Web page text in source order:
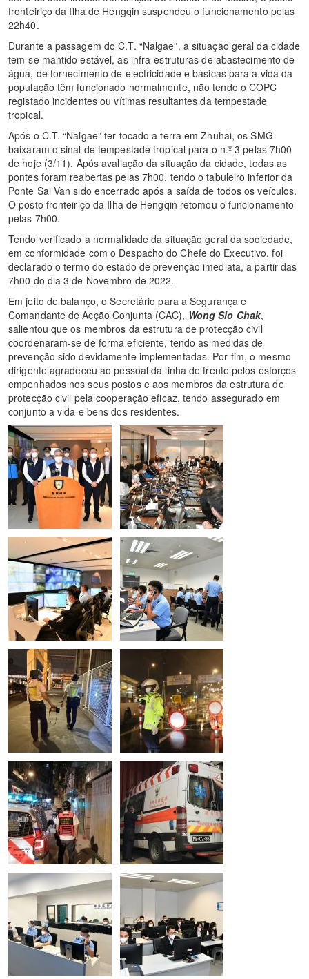
fronteiriço da Ilha de Hengqin suspendeu o funcionamento pelas
22h40.
Durante a passagem do C.T. “Nalgae”, a situação geral da cidade
tem-se mantido estável, as infra-estruturas de abastecimento de
água, de fornecimento de electricidade e básicas para a vida da
população têm funcionado normalmente, não tendo o COPC
registado incidentes ou vítimas resultantes da tempestade
tropical.
Após o C.T. “Nalgae” ter tocado a terra em Zhuhai, os SMG
baixaram o sinal de tempestade tropical para o n.º 3 pelas 7h00
de hoje (3/11). Após avaliação da situação da cidade, todas as
pontes foram reabertas pelas 7h00, tendo o tabuleiro inferior da
Ponte Sai Van sido encerrado após a saída de todos os veículos.
O posto fronteiriço da Ilha de Hengqin retomou o funcionamento
pelas 7h00.
Tendo verificado a normalidade da situação geral da sociedade,
em conformidade com o Despacho do Chefe do Executivo, foi
declarado o termo do estado de prevenção imediata, a partir das
7h00 do dia 3 de Novembro de 2022.
Em jeito de balanço, o Secretário para a Segurança e
Comandante de Acção Conjunta (CAC), Wong Sio Chak,
salientou que os membros da estrutura de protecção civil
coordenaram-se de forma eficiente, tendo as medidas de
prevenção sido devidamente implementadas. Por fim, o mesmo
dirigente agradeceu ao pessoal da linha de frente pelos esforços
empenhados nos seus postos e aos membros da estrutura de
protecção civil pela cooperação eficaz, tendo assegurado em
conjunto a vida e bens dos residentes.